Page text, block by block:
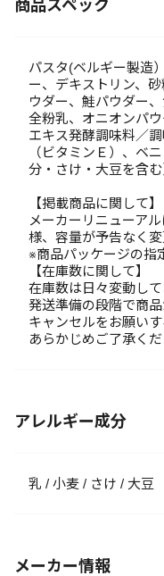
商品スペック
パスタ(ベルギー製造
ー、デキストリン、
ウダー、鮭パウダー
全粉乳、オニオンパ
エキス発酵調味料／
（ビタミンＥ）、ベ
分・さけ・大豆を含む
【掲載商品に関して】
メーカーリニューア
様、容量が予告なく変
※商品パッケージの指
【在庫数に関して】
在庫数は日々変動して
発送準備の段階で商
キャンセルをお願いす
あらかじめご了承くだ
アレルギー成分
乳 / 小麦 / さけ / 大豆
メーカー情報